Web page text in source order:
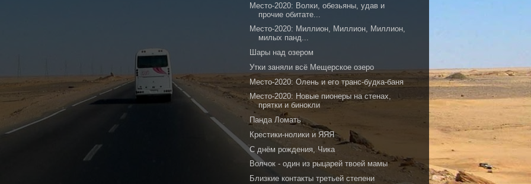
Место-2020: Волки, обезьяны, удав и
прочие обитате...
Место-2020: Миллион, Миллион, Миллион,
милых панд...
Шары над озером
Утки заняли всё Мещерское озеро
Место-2020: Олень и его транс-будка-баня
Место-2020: Новые пионеры на стенах,
прятки и бинокли
Панда Ломать
Крестики-нолики и ЯЯЯ
С днём рождения, Чика
Волчок - один из рыцарей твоей мамы
Близкие контакты третьей степени